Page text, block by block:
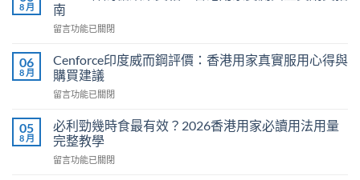
8 月
南
在
悍
馬
糖
效
真
相：
香
港
留言功能已關閉
06
8 月
Cenforce印度威而鋼評價：香港用家真實服用心得與
購買建議
在
印
度
威
而
留言功能已關閉
05
8 月
必利勁幾時食最有效？2026香港用家必讀用法用量
完整教學
在
留言功能已關閉